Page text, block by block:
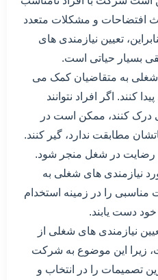
افتضاحات و مشکلات متعدد
تعیین نیازمندی های
بسیار حیاتی است.
شغلی به متقاضیان کمک می
کنند. اگر افراد نتوانند
درک کنند، ممکن است در
مطابقت ندارد، گیر کنند.
رضایت در شغل منجر شود.
نیازمندی های شغلی به
مناسبی را در زمینه استخدام
دست یابند.
نیازمندی های شغلی از
زیرا این موضوع به شرکت
تصمیمات را در انتخاب و